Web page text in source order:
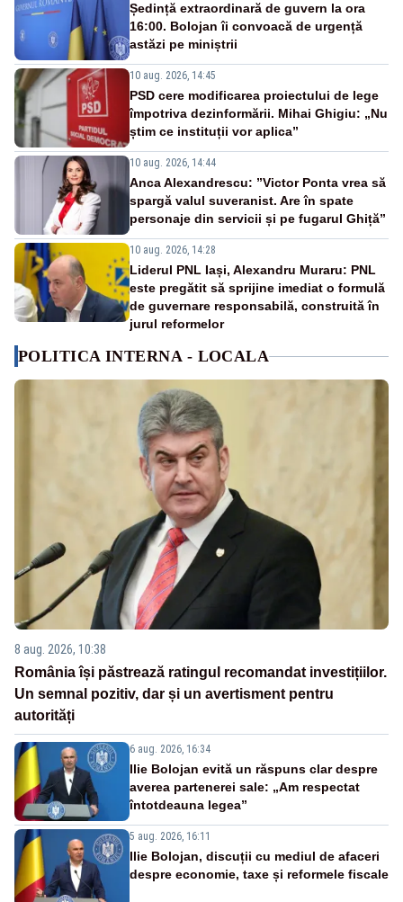
Ședință extraordinară de guvern la ora
16:00. Bolojan îi convoacă de urgență
astăzi pe miniștrii
10 aug. 2026, 14:45
PSD cere modificarea proiectului de lege
împotriva dezinformării. Mihai Ghigiu: „Nu
știm ce instituții vor aplica”
10 aug. 2026, 14:44
Anca Alexandrescu: ”Victor Ponta vrea să
spargă valul suveranist. Are în spate
personaje din servicii și pe fugarul Ghiță”
10 aug. 2026, 14:28
Liderul PNL Iași, Alexandru Muraru: PNL
este pregătit să sprijine imediat o formulă
de guvernare responsabilă, construită în
jurul reformelor
POLITICA INTERNA - LOCALA
8 aug. 2026, 10:38
România își păstrează ratingul recomandat investițiilor.
Un semnal pozitiv, dar și un avertisment pentru
autorități
6 aug. 2026, 16:34
Ilie Bolojan evită un răspuns clar despre
averea partenerei sale: „Am respectat
întotdeauna legea”
5 aug. 2026, 16:11
Ilie Bolojan, discuții cu mediul de afaceri
despre economie, taxe și reformele fiscale